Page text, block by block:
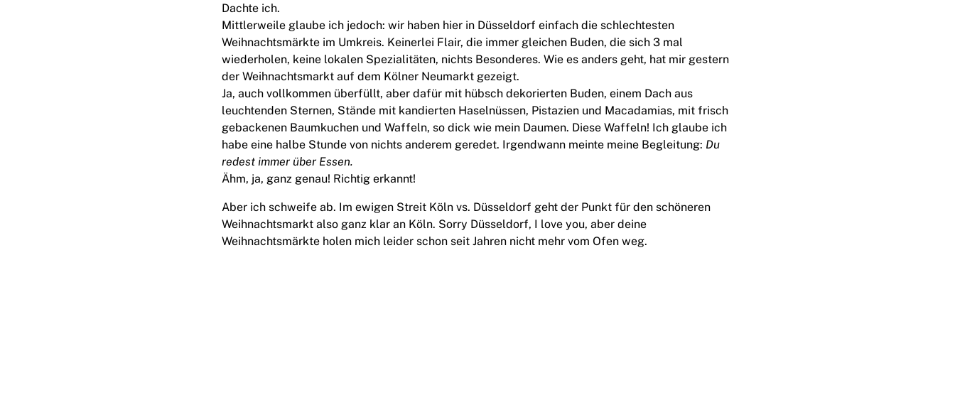
Dachte ich.
Mittlerweile glaube ich jedoch: wir haben hier in Düsseldorf einfach die schlechtesten
Weihnachtsmärkte im Umkreis. Keinerlei Flair, die immer gleichen Buden, die sich 3 mal
wiederholen, keine lokalen Spezialitäten, nichts Besonderes. Wie es anders geht, hat mir gestern
der Weihnachtsmarkt auf dem Kölner Neumarkt gezeigt.
Ja, auch vollkommen überfüllt, aber dafür mit hübsch dekorierten Buden, einem Dach aus
leuchtenden Sternen, Stände mit kandierten Haselnüssen, Pistazien und Macadamias, mit frisch
gebackenen Baumkuchen und Waffeln, so dick wie mein Daumen. Diese Waffeln! Ich glaube ich
habe eine halbe Stunde von nichts anderem geredet. Irgendwann meinte meine Begleitung: Du
redest immer über Essen.
Ähm, ja, ganz genau! Richtig erkannt!
Aber ich schweife ab. Im ewigen Streit Köln vs. Düsseldorf geht der Punkt für den schöneren
Weihnachtsmarkt also ganz klar an Köln. Sorry Düsseldorf, I love you, aber deine
Weihnachtsmärkte holen mich leider schon seit Jahren nicht mehr vom Ofen weg.